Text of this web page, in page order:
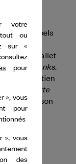
Cleef & Arpels
sa
pour le Ballet
Without Banks.
son soutien
de
Cassette
qu'à la Maison
pour la
votre
ou
sur «
pour
», vous
pour
», vous
des